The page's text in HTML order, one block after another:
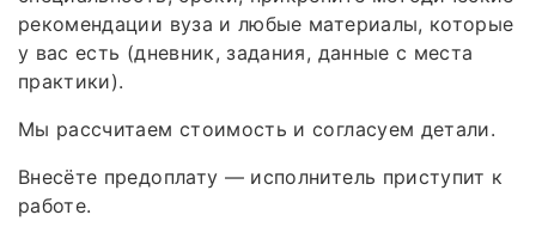
рекомендации вуза и любые материалы, которые
у вас есть (дневник, задания, данные с места
практики).
Мы рассчитаем стоимость и согласуем детали.
Внесёте предоплату — исполнитель приступит к
работе.